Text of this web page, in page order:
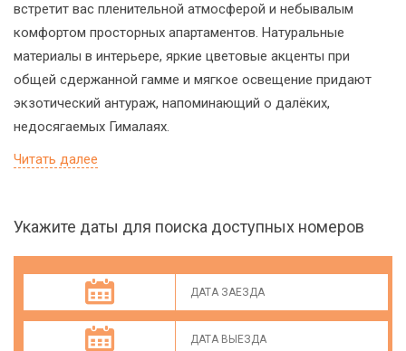
встретит вас пленительной атмосферой и небывалым
комфортом просторных апартаментов. Натуральные
материалы в интерьере, яркие цветовые акценты при
общей сдержанной гамме и мягкое освещение придают
экзотический антураж, напоминающий о далёких,
недосягаемых Гималаях.
Читать далее
Укажите даты для поиска доступных номеров